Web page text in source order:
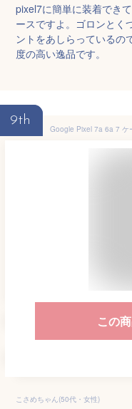
pixel7に簡単に装着でき
ースですよ。ゴロンとく
ントをあしらっているの
度の高い逸品です。
9th
この
こさめちゃん(50代・女性)